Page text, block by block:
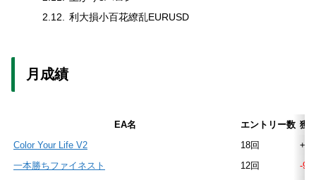
利大損小百花繚乱EURUSD
月成績
EA名 エントリー数 獲
Color Your Life V2
18回
一本勝ちファイネスト
12回
-